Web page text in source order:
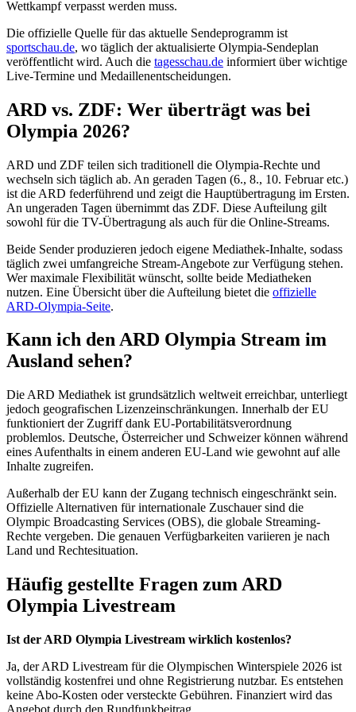
Wettkampf verpasst werden muss.
Die offizielle Quelle für das aktuelle Sendeprogramm ist
sportschau.de, wo täglich der aktualisierte Olympia-Sendeplan
veröffentlicht wird. Auch die tagesschau.de informiert über wichtige
Live-Termine und Medaillenentscheidungen.
ARD vs. ZDF: Wer überträgt was bei
Olympia 2026?
ARD und ZDF teilen sich traditionell die Olympia-Rechte und
wechseln sich täglich ab. An geraden Tagen (6., 8., 10. Februar etc.)
ist die ARD federführend und zeigt die Hauptübertragung im Ersten.
An ungeraden Tagen übernimmt das ZDF. Diese Aufteilung gilt
sowohl für die TV-Übertragung als auch für die Online-Streams.
Beide Sender produzieren jedoch eigene Mediathek-Inhalte, sodass
täglich zwei umfangreiche Stream-Angebote zur Verfügung stehen.
Wer maximale Flexibilität wünscht, sollte beide Mediatheken
nutzen. Eine Übersicht über die Aufteilung bietet die offizielle
ARD-Olympia-Seite.
Kann ich den ARD Olympia Stream im
Ausland sehen?
Die ARD Mediathek ist grundsätzlich weltweit erreichbar, unterliegt
jedoch geografischen Lizenzeinschränkungen. Innerhalb der EU
funktioniert der Zugriff dank EU-Portabilitätsverordnung
problemlos. Deutsche, Österreicher und Schweizer können während
eines Aufenthalts in einem anderen EU-Land wie gewohnt auf alle
Inhalte zugreifen.
Außerhalb der EU kann der Zugang technisch eingeschränkt sein.
Offizielle Alternativen für internationale Zuschauer sind die
Olympic Broadcasting Services (OBS), die globale Streaming-
Rechte vergeben. Die genauen Verfügbarkeiten variieren je nach
Land und Rechtesituation.
Häufig gestellte Fragen zum ARD
Olympia Livestream
Ist der ARD Olympia Livestream wirklich kostenlos?
Ja, der ARD Livestream für die Olympischen Winterspiele 2026 ist
vollständig kostenfrei und ohne Registrierung nutzbar. Es entstehen
keine Abo-Kosten oder versteckte Gebühren. Finanziert wird das